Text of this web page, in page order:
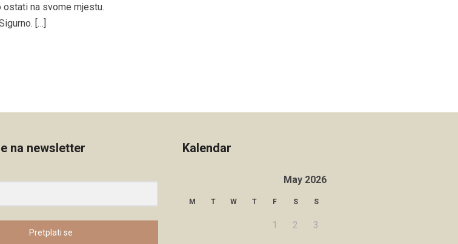
ostati na svome mjestu.
[…]
na newsletter
Pretplati se
Kalendar
May 2026
M T W T F S S
1 2 3